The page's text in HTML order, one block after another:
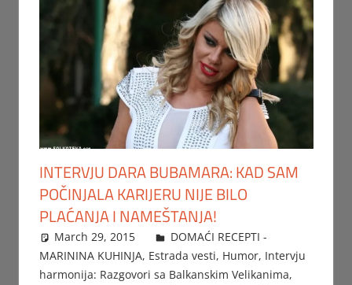
INTERVJU DARA BUBAMARA: KAD SAM
POČINJALA KARIJERU NIJE BILO
PLAĆANJA I NAMEŠTANJA!
March 29, 2015 Beba
DOMAĆI RECEPTI -
MARININA KUHINJA, Estrada vesti, Humor, Intervju
harmonija: Razgovori sa Balkanskim Velikanima,